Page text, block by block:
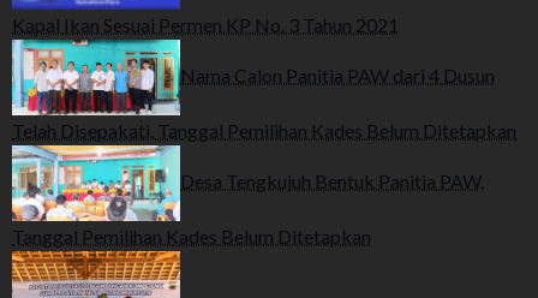
Kapal Ikan Sesuai Permen KP No. 3 Tahun 2021
Nama Calon Panitia PAW dari 4 Dusun
Telah Disepakati, Tanggal Pemilihan Kades Belum Ditetapkan
Desa Tengkujuh Bentuk Panitia PAW,
Tanggal Pemilihan Kades Belum Ditetapkan